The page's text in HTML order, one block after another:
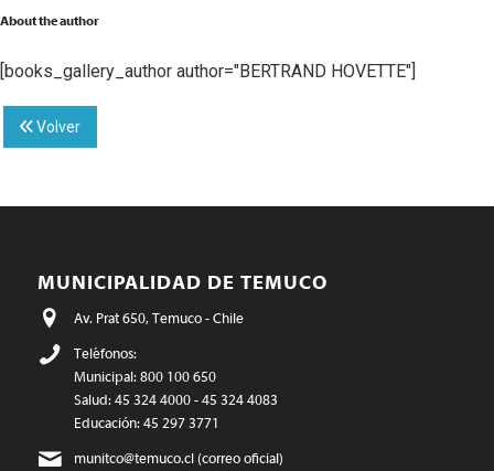
About the author
[books_gallery_author author="BERTRAND HOVETTE"]
Volver
MUNICIPALIDAD DE TEMUCO
Av. Prat 650, Temuco - Chile
Teléfonos:
Municipal: 800 100 650
Salud: 45 324 4000 - 45 324 4083
Educación: 45 297 3771
munitco@temuco.cl(correo oficial)